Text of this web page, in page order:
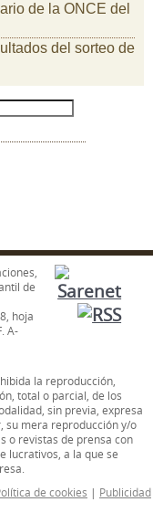
de la ONCE del
del sorteo de
de
hoja
A-
la reproducción,
total o parcial, de los
sin previa, expresa
su mera reproducción y/o
o revistas de prensa con
lucrativos, a la que se
de cookies | Publicidad